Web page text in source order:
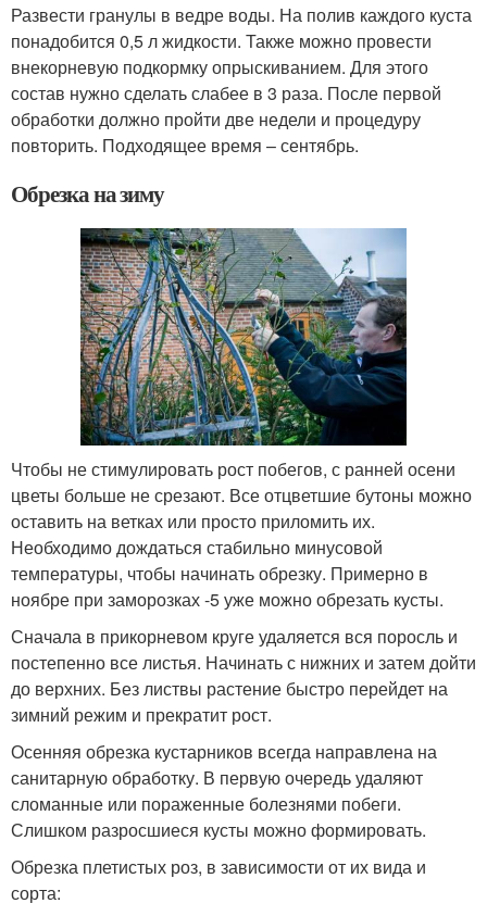
Развести гранулы в ведре воды. На полив каждого куста
понадобится 0,5 л жидкости. Также можно провести
внекорневую подкормку опрыскиванием. Для этого
состав нужно сделать слабее в 3 раза. После первой
обработки должно пройти две недели и процедуру
повторить. Подходящее время – сентябрь.
Обрезка на зиму
Чтобы не стимулировать рост побегов, с ранней осени
цветы больше не срезают. Все отцветшие бутоны можно
оставить на ветках или просто приломить их.
Необходимо дождаться стабильно минусовой
температуры, чтобы начинать обрезку. Примерно в
ноябре при заморозках -5 уже можно обрезать кусты.
Сначала в прикорневом круге удаляется вся поросль и
постепенно все листья. Начинать с нижних и затем дойти
до верхних. Без листвы растение быстро перейдет на
зимний режим и прекратит рост.
Осенняя обрезка кустарников всегда направлена на
санитарную обработку. В первую очередь удаляют
сломанные или пораженные болезнями побеги.
Слишком разросшиеся кусты можно формировать.
Обрезка плетистых роз, в зависимости от их вида и
сорта: